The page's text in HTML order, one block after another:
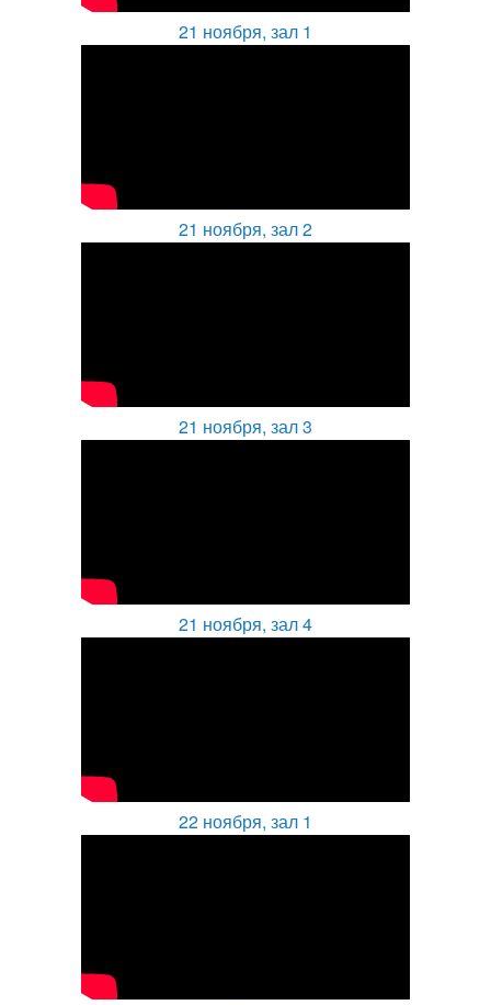
21 ноября, зал 1
21 ноября, зал 2
21 ноября, зал 3
21 ноября, зал 4
22 ноября, зал 1